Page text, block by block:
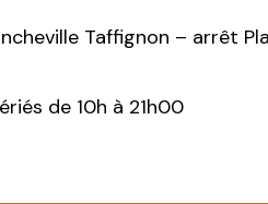
Taffignon – arrêt
de 10h à 21h00